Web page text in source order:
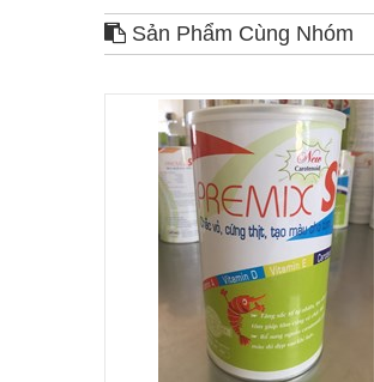
Sản Phẩm Cùng Nhóm